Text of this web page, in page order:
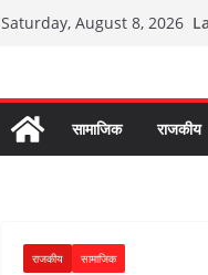
Saturday, August 8, 2026
सामाजिक राजकीय
राजकीय सामाजिक